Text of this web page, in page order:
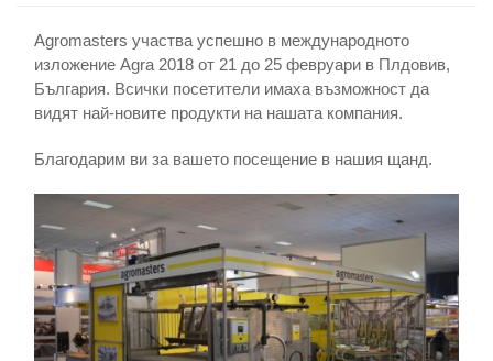
Agromasters участва успешно в международното
изложение Agra 2018 от 21 до 25 февруари в Плдовив,
България. Всички посетители имаха възможност да
видят най-новите продукти на нашата компания.
Благодарим ви за вашето посещение в нашия щанд.